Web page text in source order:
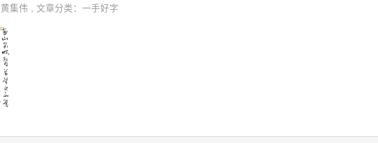
黄集伟 , 文章分类： 一手好字